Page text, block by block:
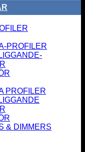
PROFILER
PROFILER
& DIMMERS